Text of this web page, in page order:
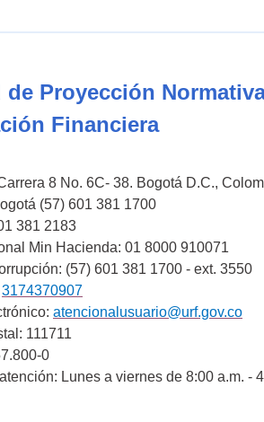
de Proyección
Financiera
8 No. 6C- 38. Bogotá D.C.,
(57) 601 381 1700
381 2183
Min Hacienda: 01 8000 910071
(57) 601 381 1700 - ext. 3550
3174370907
atencionalusuario@urf.gov.co
111711
0
Lunes a viernes de 8:00 a.m. -